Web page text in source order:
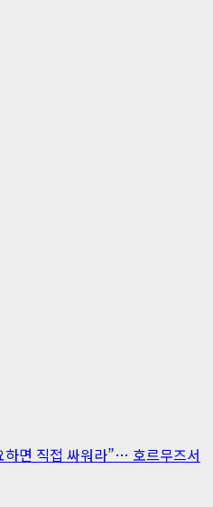
하면 직접 싸워라”… 호르무즈서